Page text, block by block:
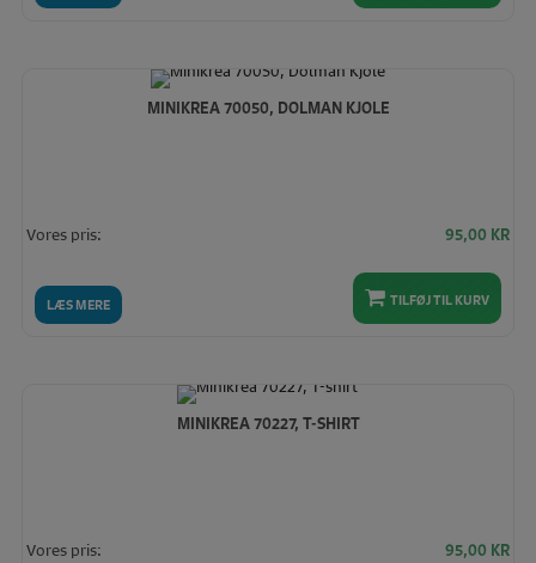
MINIKREA 70050, DOLMAN KJOLE
LÆS MERE
Vores pris: 95,00 KR
TILFØJ TIL KURV
MINIKREA 70227, T-SHIRT
Vores pris: 95,00 KR